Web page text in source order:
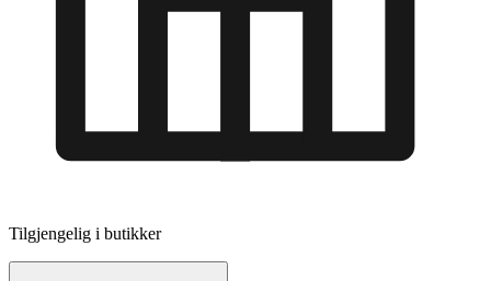
Tilgjengelig i butikker